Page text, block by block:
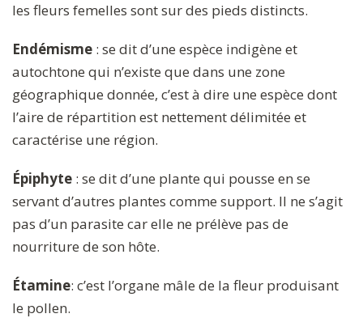
les fleurs femelles sont sur des pieds distincts.
Endémisme : se dit d’une espèce indigène et
autochtone qui n’existe que dans une zone
géographique donnée, c’est à dire une espèce dont
l’aire de répartition est nettement délimitée et
caractérise une région.
Épiphyte : se dit d’une plante qui pousse en se
servant d’autres plantes comme support. Il ne s’agit
pas d’un parasite car elle ne prélève pas de
nourriture de son hôte.
Étamine: c’est l’organe mâle de la fleur produisant
le pollen.